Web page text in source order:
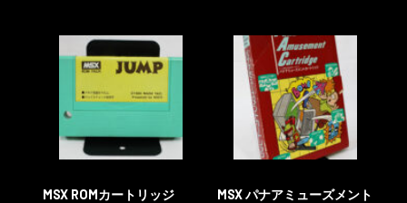
MSX ROMカートリッジ
MSX パナアミューズメント